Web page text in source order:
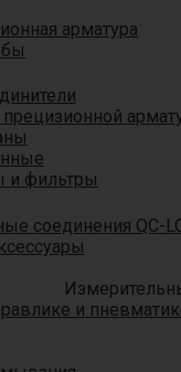
арматура
и фильтры
соединения QC-
и